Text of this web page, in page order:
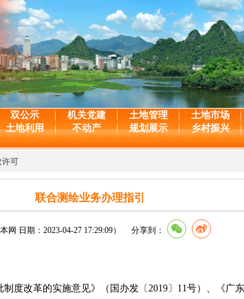
双公示 机关党建 土地管理
土地市场
土地利用 不动产 规划展示 乡村振兴
许可
联合测绘业务办理指引
本网 日期：2023-04-27 17:29:09） 分享到：
改革的实施意见》（国办发〔2019〕11号）、《广